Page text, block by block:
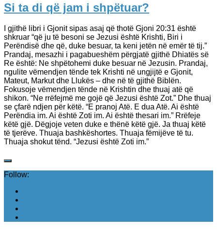
Si ta di që jam i shpëtuar?
I gjithë libri i Gjonit sipas asaj që thotë Gjoni 20:31 është
shkruar “që ju të besoni se Jezusi është Krishti, Biri i
Perëndisë dhe që, duke besuar, ta keni jetën në emër të tij.”
Prandaj, mesazhi i pagabueshëm përgjatë gjithë Dhiatës së
Re është: Ne shpëtohemi duke besuar në Jezusin. Prandaj,
ngulite vëmendjen tënde tek Krishti në ungjijtë e Gjonit,
Mateut, Markut dhe Llukës – dhe në të gjithë Biblën.
Fokusoje vëmendjen tënde në Krishtin dhe thuaj atë që
shikon. “Ne rrëfejmë me gojë që Jezusi është Zot.” Dhe thuaj
se çfarë ndjen për këtë. “E pranoj Atë. E dua Atë. Ai është
Perëndia im. Ai është Zoti im. Ai është thesari im.” Rrëfeje
këtë gjë. Dëgjoje veten duke e thënë këtë gjë. Ja thuaj këtë
të tjerëve. Thuaja bashkëshortes. Thuaja fëmijëve të tu.
Thuaja shokut tënd. “Jezusi është Zoti im.”
Follow: